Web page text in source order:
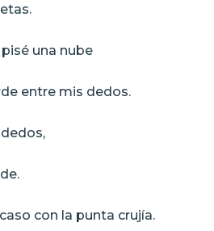
una nube
entre mis dedos.
con la punta crujía.